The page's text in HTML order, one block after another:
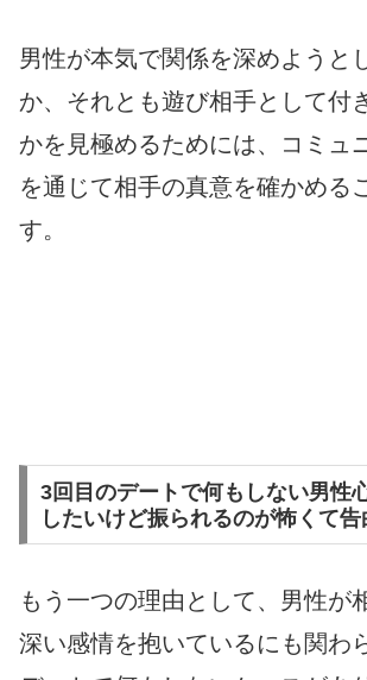
男性が本気で関係を深めようと
か、それとも遊び相手として付
かを見極めるためには、コミュ
を通じて相手の真意を確かめる
す。
3回目のデートで何もしない男性
したいけど振られるのが怖くて
もう一つの理由として、男性が
深い感情を抱いているにも関わ